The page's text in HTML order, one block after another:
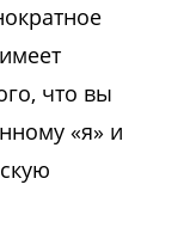
что вы
«я» и